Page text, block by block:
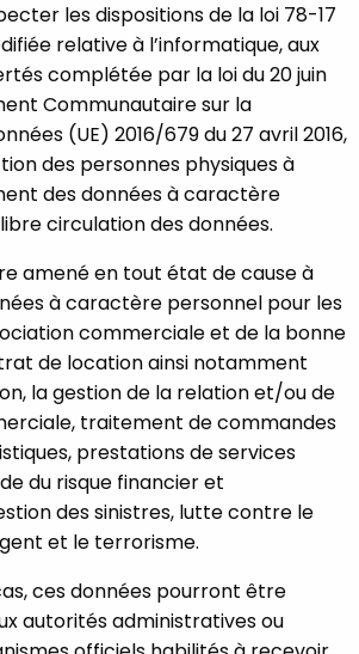
les dispositions de la loi 78-17
relative à l’informatique, aux
complétée par la loi du 20 juin
Communautaire sur la
(UE) 2016/679 du 27 avril 2016,
des personnes physiques à
des données à caractère
circulation des données.
amené en tout état de cause à
à caractère personnel pour les
commerciale et de la bonne
de location ainsi notamment
la gestion de la relation et/ou de
traitement de commandes
prestations de services
du risque financier et
des sinistres, lutte contre le
et le terrorisme.
ces données pourront être
autorités administratives ou